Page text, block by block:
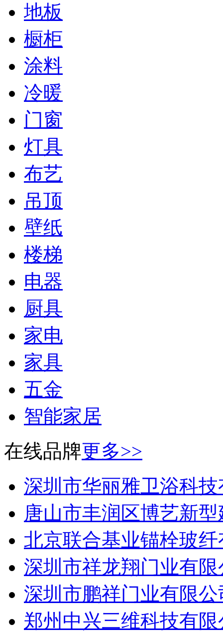
地板
橱柜
涂料
冷暖
门窗
灯具
布艺
吊顶
壁纸
楼梯
电器
厨具
家电
家具
五金
智能家居
在线品牌更多>>
深圳市华丽雅卫浴科
唐山市丰润区博艺新
北京联合基业锚栓玻
深圳市祥龙翔门业有限
深圳市鹏祥门业有限公
郑州中兴三维科技有限